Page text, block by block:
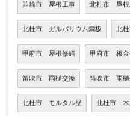
韮崎市 屋根工事 北杜市 屋根
北杜市 ガルバリウム鋼板 北
甲府市 屋根修繕 甲府市 板金
笛吹市 雨樋交換 笛吹市 雨樋
北杜市 モルタル壁 北杜市 木